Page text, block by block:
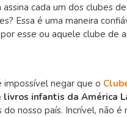
cada um dos clubes
Essa é uma maneira
esse ou aquele clube de
impossível negar que o
livros infantis da América
nosso país. Incrível, não é